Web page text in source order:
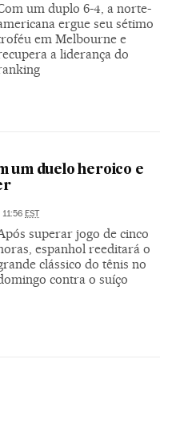
um duplo 6-4, a norte-
ergue seu sétimo
em Melbourne e
a liderança do
um duelo heroico e
11:56 EST
superar jogo de cinco
espanhol reeditará o
clássico do tênis no
contra o suíço